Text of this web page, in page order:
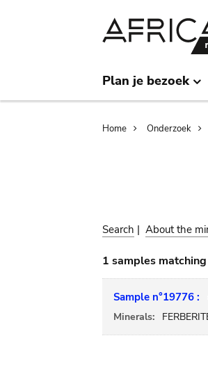
Plan je bezoek
Home Onderzoek
Search | About the
1 samples
Sample n°19776 :
Minerals: